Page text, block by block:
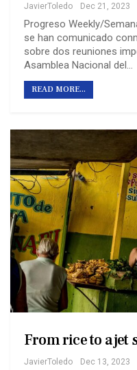
JavierToledo Dec 21, 2023
Progreso Weekly/
se han comunicado
sobre dos reuniones
Asamblea Nacional del…
READ MORE...
From rice to a jet
JavierToledo Dec 13, 2023